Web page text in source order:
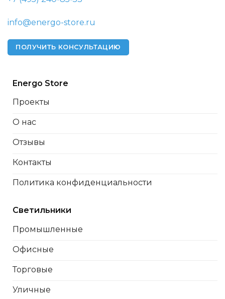
Energo Store
Проекты
О нас
Отзывы
Контакты
Политика конфиденциальности
Светильники
Промышленные
Офисные
Торговые
Уличные
info@energo-store.ru
ПОЛУЧИТЬ КОНСУЛЬТАЦИЮ